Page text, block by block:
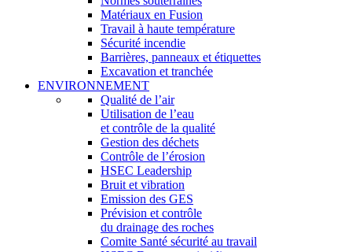
Matériaux en Fusion
Travail à haute température
Sécurité incendie
Barrières, panneaux et étiquettes
Excavation et tranchée
ENVIRONNEMENT
Qualité de l’air
Utilisation de l’eau
et contrôle de la qualité
Gestion des déchets
Contrôle de l’érosion
HSEC Leadership
Bruit et vibration
Emission des GES
Prévision et contrôle
du drainage des roches
Comite Santé sécurité au travail